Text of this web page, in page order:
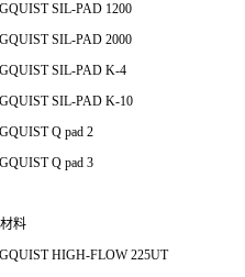
SIL-PAD 1200
SIL-PAD 2000
SIL-PAD K-4
SIL-PAD K-10
Q pad 2
Q pad 3
料
HIGH-FLOW 225UT